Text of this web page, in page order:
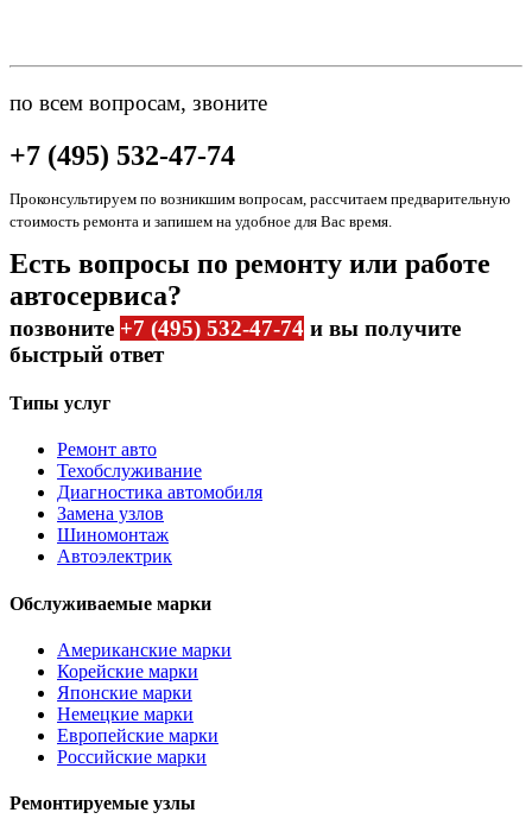
по всем вопросам, звоните
+7 (495) 532-47-74
Проконсультируем по возникшим вопросам, рассчитаем предварительную
стоимость ремонта и запишем на удобное для Вас время.
Есть вопросы по ремонту или работе
автосервиса?
позвоните +7 (495) 532-47-74 и вы получите
быстрый ответ
Типы услуг
Ремонт авто
Техобслуживание
Диагностика автомобиля
Замена узлов
Шиномонтаж
Автоэлектрик
Обслуживаемые марки
Американские марки
Корейские марки
Японские марки
Немецкие марки
Европейские марки
Российские марки
Ремонтируемые узлы